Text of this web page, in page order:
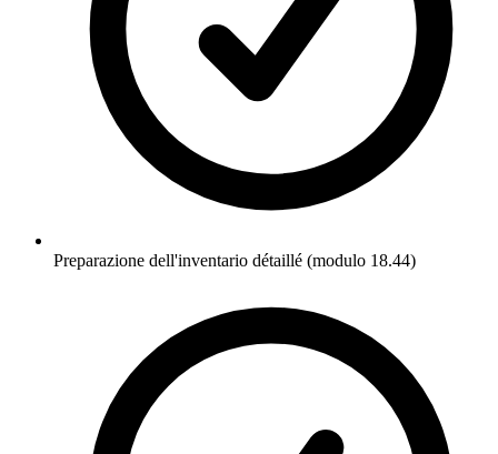
Preparazione dell'inventario détaillé (modulo 18.44)